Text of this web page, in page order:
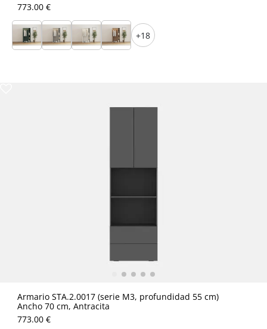
773.00 €
+18
Armario STA.2.0017 (serie M3, profundidad 55 cm)
Ancho 70 cm, Antracita
773.00 €